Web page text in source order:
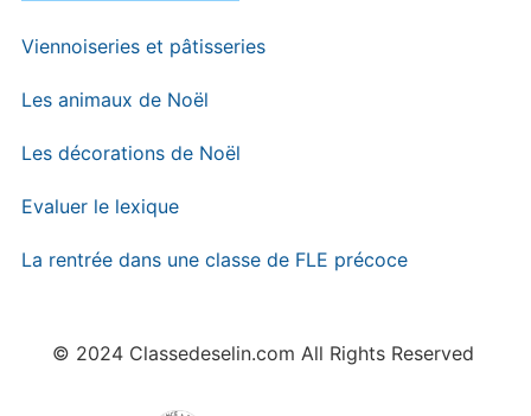
Viennoiseries et pâtisseries
Les animaux de Noël
Les décorations de Noël
Evaluer le lexique
La rentrée dans une classe de FLE précoce
© 2024 Classedeselin.com All Rights Reserved